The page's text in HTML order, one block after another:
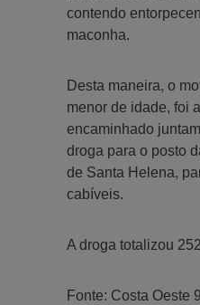
contendo
maconha.
Desta maneira, o
menor de idade, foi
encaminhado
droga para o posto
de Santa Helena,
cabíveis.
A droga totalizou
Fonte: Costa Oeste